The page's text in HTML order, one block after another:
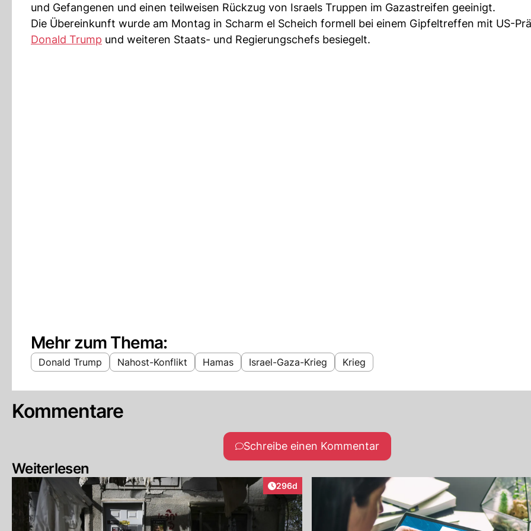
und Gefangenen und einen teilweisen Rückzug von Israels Truppen im Gazastreifen geeinigt.
Die Übereinkunft wurde am Montag in Scharm el Scheich formell bei einem Gipfeltreffen mit US-
Donald Trump und weiteren Staats- und Regierungschefs besiegelt.
Mehr zum Thema:
Donald Trump Nahost-Konflikt Hamas Israel-Gaza-Krieg Krieg
Kommentare
Schreibe einen Kommentar
Weiterlesen
Artikel veröffentlicht:
296d